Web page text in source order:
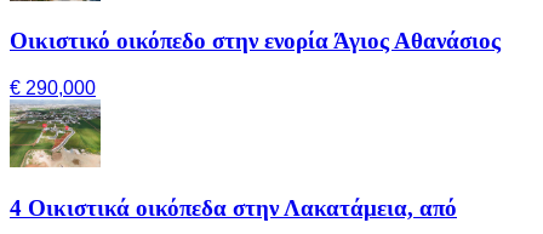
Οικιστικό οικόπεδο στην ενορία Άγιος Αθανάσιος
€ 290,000
4 Οικιστικά οικόπεδα στην Λακατάμεια, από